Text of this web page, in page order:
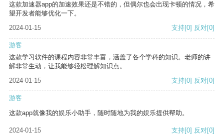
这款加速器app的加速效果还是不错的，但偶尔也会出现卡顿的情况，希
望开发者能够优化一下。
2024-01-15
支持[0] 反对[0]
游客
这款学习软件的课程内容非常丰富，涵盖了各个学科的知识。老师的讲
解非常生动，让我能够轻松理解知识点。
2024-01-15
支持[0] 反对[0]
游客
这款app就像我的娱乐小助手，随时随地为我的娱乐提供帮助。
2024-01-15 支持[0] 反对[0]